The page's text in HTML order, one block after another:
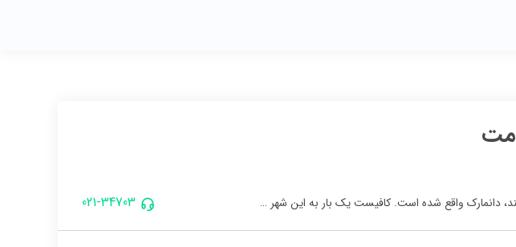
021-34703 دانمارک واقع شده است. کافیست یک بار به این شهر …